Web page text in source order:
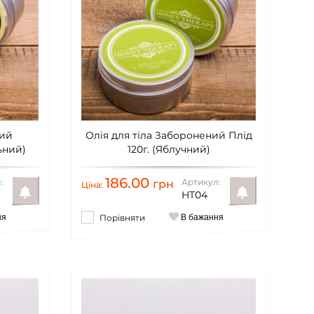
Повідомити
Олія для тіла Заборонений Плід
120г. (Яблучний)
Ціна: 186.00 грн Артикул:
HT04
Порівняти В бажання